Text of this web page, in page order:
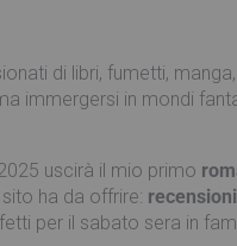
di libri, fumetti,
immergersi in mondi
uscirà il mio primo
ha da offrire:
per il sabato sera in